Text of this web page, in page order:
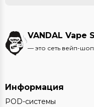
VANDAL Vape
— это сеть вейп-
Информация
POD-системы